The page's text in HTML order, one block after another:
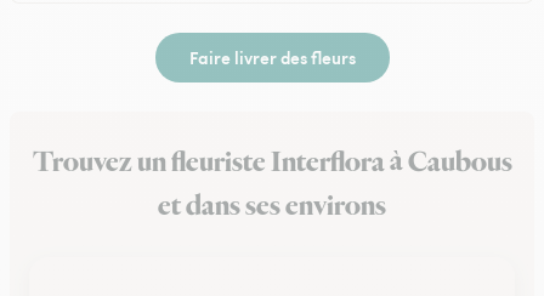
Faire livrer des fleurs
Trouvez un fleuriste Interflora à Caubous
et dans ses environs